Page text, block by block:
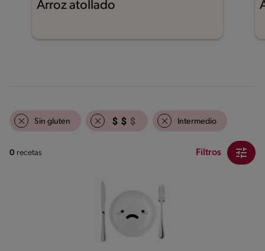
Arroz atollado
Sin gluten Intermedio
0 recetas Filtros